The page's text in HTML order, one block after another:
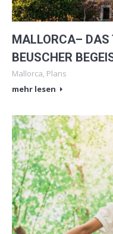
MALLORCA– DAS
BEUSCHER
Mallorca, Plans
mehr lesen